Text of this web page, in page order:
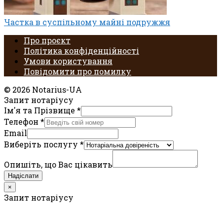
Частка в суспільному майні подружжя
Про проєкт
Політика конфіденційності
Умови користування
Повідомити про помилку
© 2026 Notarius-UA
Запит нотаріусу
Ім'я та Прізвище *
Телефон *
Email
Виберіть послугу *
Опишіть, що Вас цікавить
Надіслати
×
Запит нотаріусу